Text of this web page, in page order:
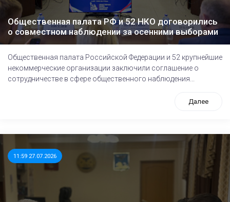
Общественная палата РФ и 52 НКО договорились
о совместном наблюдении за осенними выборами
Общественная палата Российской Федерации и 52 крупнейшие
некоммерческие организации заключили соглашение о
сотрудничестве в сфере общественного наблюдения...
Далее
11:59 27.07.2026